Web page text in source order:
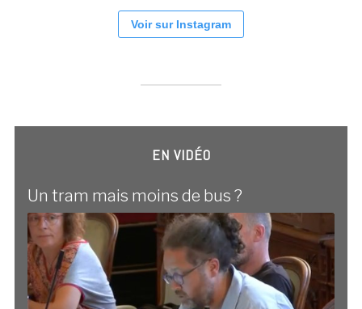
Voir sur Instagram
EN VIDÉO
Un tram mais moins de bus ?